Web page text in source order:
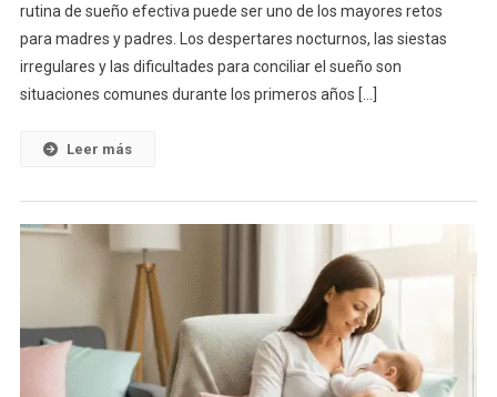
Para
Bebé:
Guía
Práctica
rutina de sueño efectiva puede ser uno de los mayores retos
para madres y padres. Los despertares nocturnos, las siestas
irregulares y las dificultades para conciliar el sueño son
situaciones comunes durante los primeros años […]
Leer más